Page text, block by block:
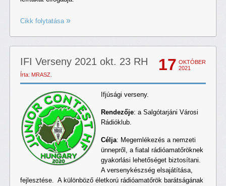
Cikk folytatása
17 OKTÓBER
2021
IFI Verseny 2021 okt. 23 RH
Írta: MRASZ.
Ifjúsági verseny.
Rendezője: a Salgótarjáni Városi
Rádióklub.
Célja: Megemlékezés a nemzeti
ünnepről, a fiatal rádióamatőröknek
gyakorlási lehetőséget biztosítani.
A versenykészség elsajátítása,
fejlesztése. A különböző életkorú rádióamatőrök barátságának